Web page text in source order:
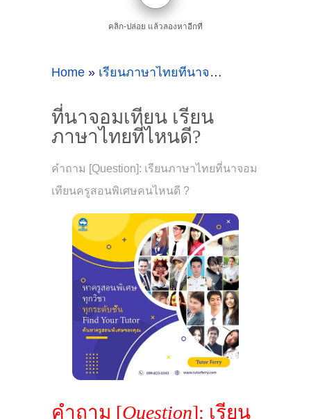
คลิก-ปล่อย แล้วลองหาอีกที
Home » เรียนภาษาไทยที่นาจอมเทียนครูสอนพิเศษคนไหนดี
ที่นาจอมเทียน เรียน
ภาษาไทยที่ไหนดี?
คำถาม [Question]: เรียนภาษาไทยที่นาจอม
เทียนครูสอนพิเศษคนไหนดี ?
คำถาม [Question]: เรียน